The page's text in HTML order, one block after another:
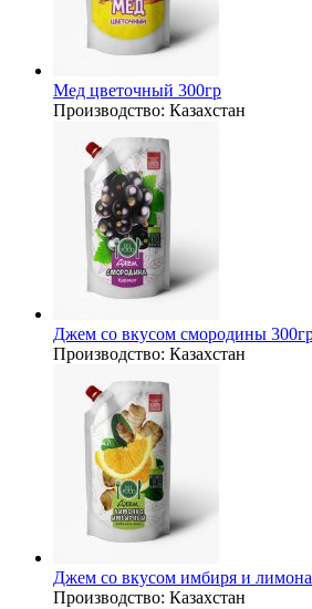
Мед цветочный 300гр
Производство: Казахстан
Джем со вкусом смородины
Производство: Казахстан
Джем со вкусом имбиря и
Производство: Казахстан